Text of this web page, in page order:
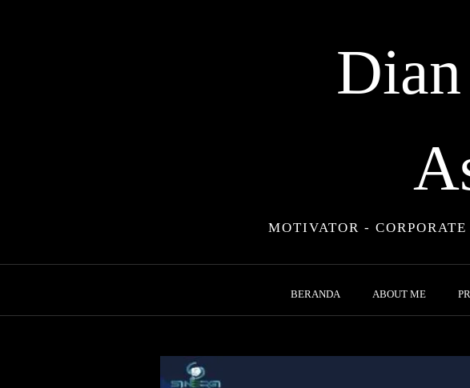
MOTIVATOR -
BERANDA ABOUT ME